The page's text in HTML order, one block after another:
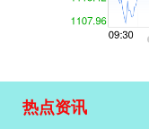
热点资讯